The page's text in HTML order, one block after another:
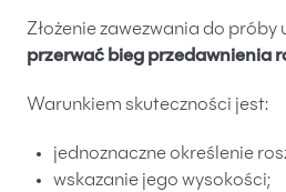
Złożenie zawezwania do próby
przerwać bieg przedawnienia
Warunkiem skuteczności jest:
jednoznaczne określenie
wskazanie jego wysokości;